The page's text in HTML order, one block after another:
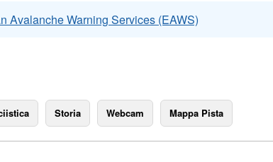
Avalanche Warning Services (EAWS)
Storia Webcam Mappa Pista